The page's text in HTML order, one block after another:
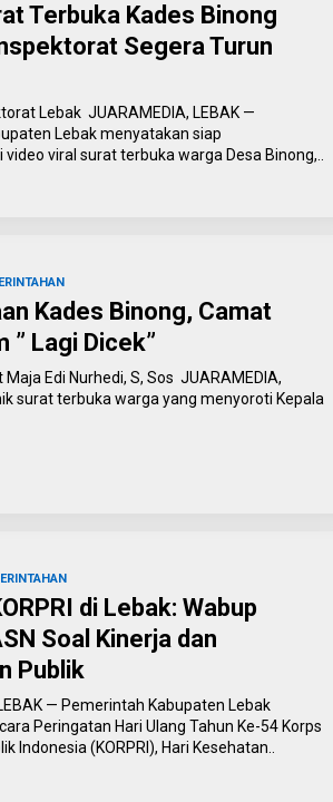
Terbuka Kades Binong
Segera Turun
Lebak JUARAMEDIA, LEBAK —
Lebak menyatakan siap
viral surat terbuka warga Desa Binong,..
Kades Binong, Camat
” Lagi Dicek”
Edi Nurhedi, S, Sos JUARAMEDIA,
surat terbuka warga yang menyoroti Kepala
di Lebak: Wabup
Soal Kinerja dan
Publik
— Pemerintah Kabupaten Lebak
Peringatan Hari Ulang Tahun Ke-54 Korps
Indonesia (KORPRI), Hari Kesehatan..